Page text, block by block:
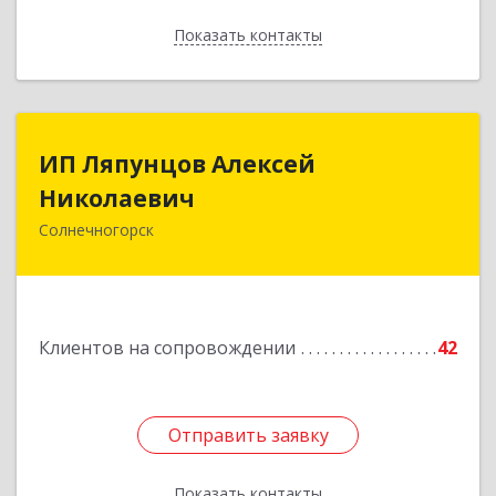
Показать контакты
Назад
ИП Ляпунцов Алексей
Николаевич
Солнечногорск
Клиентов на сопровождении 42
Отправить заявку
ИП Ляпунцов Алексей
Николаевич
Отправить заявку